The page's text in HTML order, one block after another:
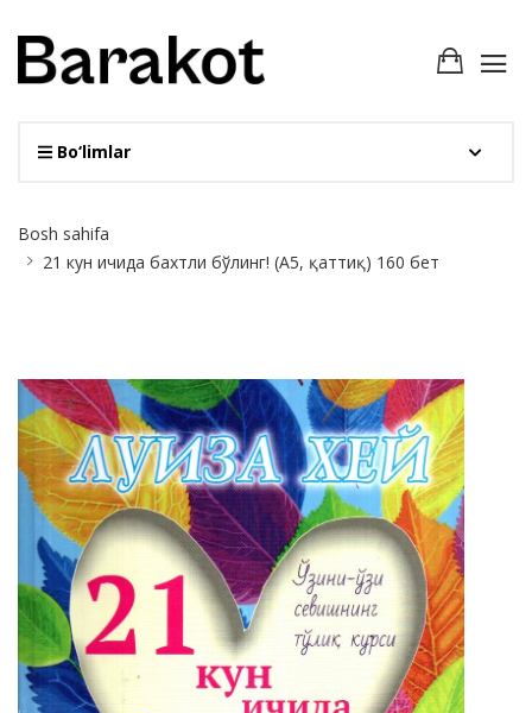
Bo‘limlar
Breadcrumb
Bosh sahifa
21 кун ичида бахтли бўлинг! (А5, қаттиқ) 160 бет